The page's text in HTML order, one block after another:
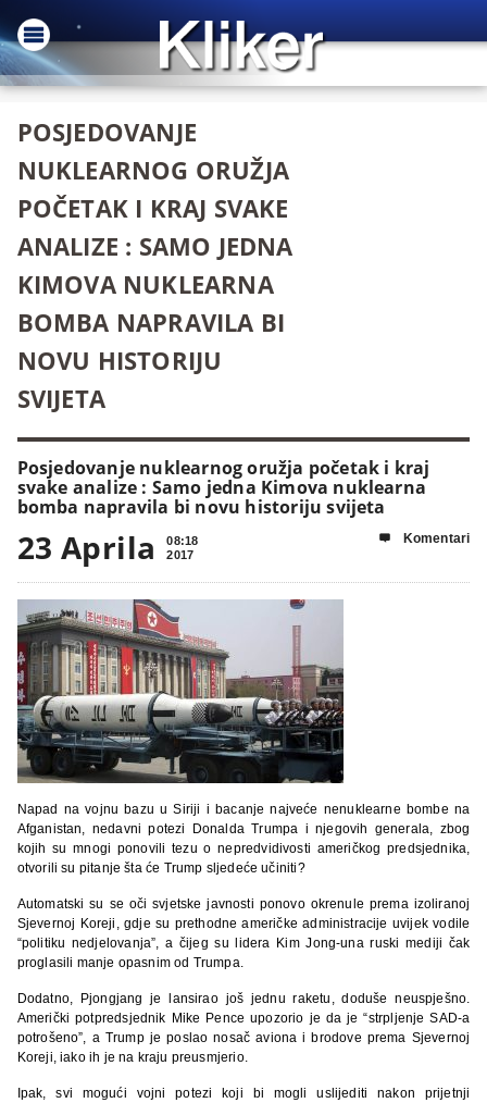
POSJEDOVANJE
NUKLEARNOG ORUŽJA
POČETAK I KRAJ SVAKE
ANALIZE : SAMO JEDNA
KIMOVA NUKLEARNA
BOMBA NAPRAVILA BI
NOVU HISTORIJU
SVIJETA
Posjedovanje nuklearnog oružja početak i kraj
svake analize : Samo jedna Kimova nuklearna
bomba napravila bi novu historiju svijeta
23 Aprila
08:18
2017
 Komentari
Napad na vojnu bazu u Siriji i bacanje najveće nenuklearne bombe na
Afganistan, nedavni potezi Donalda Trumpa i njegovih generala, zbog
kojih su mnogi ponovili tezu o nepredvidivosti američkog predsjednika,
otvorili su pitanje šta će Trump sljedeće učiniti?
Automatski su se oči svjetske javnosti ponovo okrenule prema izoliranoj
Sjevernoj Koreji, gdje su prethodne američke administracije uvijek vodile
“politiku nedjelovanja”, a čijeg su lidera Kim Jong-una ruski mediji čak
proglasili manje opasnim od Trumpa.
Dodatno, Pjongjang je lansirao još jednu raketu, doduše neuspješno.
Američki potpredsjednik Mike Pence upozorio je da je “strpljenje SAD-a
potrošeno”, a Trump je poslao nosač aviona i brodove prema Sjevernoj
Koreji, iako ih je na kraju preusmjerio.
Ipak, svi mogući vojni potezi koji bi mogli uslijediti nakon prijetnji